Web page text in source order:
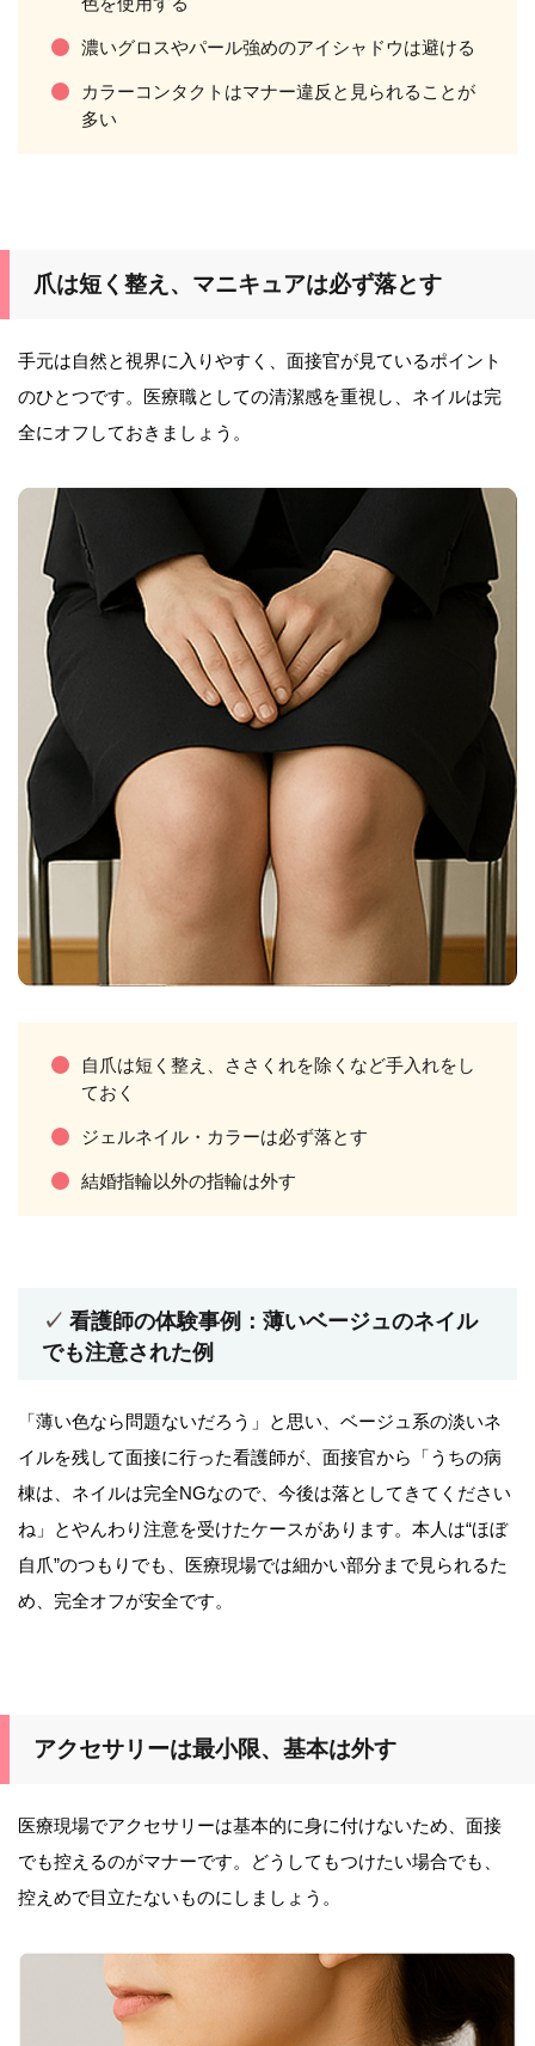
濃いグロスやパール強めのアイシャドウは避ける
カラーコンタクトはマナー違反と見られることが
多い
爪は短く整え、マニキュアは必ず落とす
手元は自然と視界に入りやすく、面接官が見ているポイント
のひとつです。医療職としての清潔感を重視し、ネイルは完
全にオフしておきましょう。
自爪は短く整え、ささくれを除くなど手入れをし
ておく
ジェルネイル・カラーは必ず落とす
結婚指輪以外の指輪は外す
看護師の体験事例：薄いベージュのネイル
でも注意された例
「薄い色なら問題ないだろう」と思い、ベージュ系の淡いネ
イルを残して面接に行った看護師が、面接官から「うちの病
棟は、ネイルは完全NGなので、今後は落としてきてください
ね」とやんわり注意を受けたケースがあります。本人は“ほぼ
自爪”のつもりでも、医療現場では細かい部分まで見られるた
め、完全オフが安全です。
アクセサリーは最小限、基本は外す
医療現場でアクセサリーは基本的に身に付けないため、面接
でも控えるのがマナーです。どうしてもつけたい場合でも、
控えめで目立たないものにしましょう。